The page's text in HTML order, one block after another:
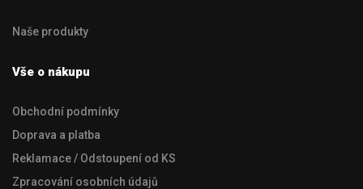
Naše produkty
Vše o nákupu
Obchodní podmínky
Doprava a platba
Reklamace / Odstoupení od KS
Zpracování osobních údajů